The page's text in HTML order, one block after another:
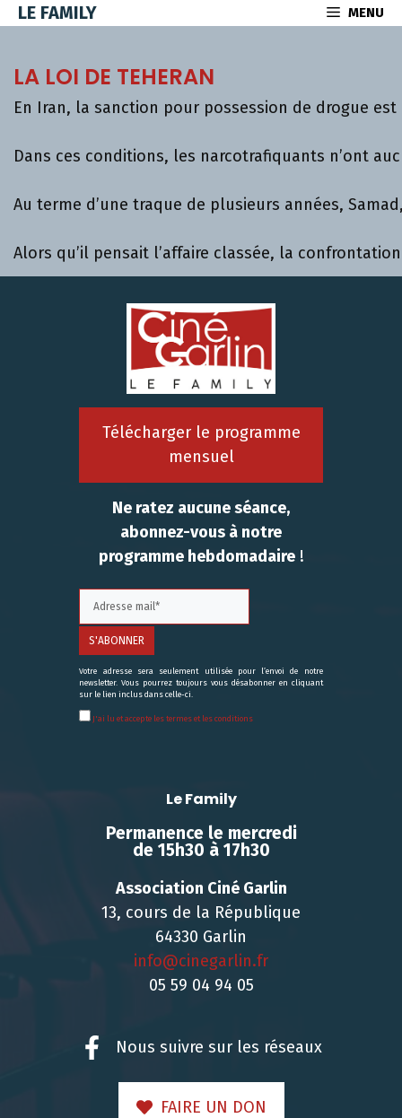
AllerLE FAMILY MENU
LA LOI DE TEHERAN
En Iran, la sanction pour possession de drogue
Dans ces conditions, les narcotrafiquants n’ont
Au terme d’une traque de plusieurs années,
Alors qu’il pensait l’affaire classée, la
Télécharger le programme
mensuel
Ne ratez aucune séance,
abonnez-vous à notre
programme hebdomadaire!
Votre adresse sera seulement utilisée pour l’envoi de notre
newsletter. Vous pourrez toujours vous désabonner en cliquant
sur le lien inclus dans celle-ci.
J'ai lu et accepte les termes et les conditions
Le Family
Permanence le mercredi
de 15h30 à 17h30
Association Ciné Garlin
13, cours de la République
64330 Garlin
info@cinegarlin.fr
05 59 04 94 05
Nous suivre sur les réseaux
FAIRE UN DON